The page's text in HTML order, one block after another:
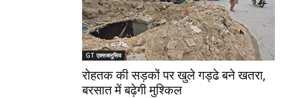
GT एक्सक्लूसिव
रोहतक की सड़कों पर खुले गड्ढे बने खतरा,
बरसात में बढ़ेगी मुश्किल